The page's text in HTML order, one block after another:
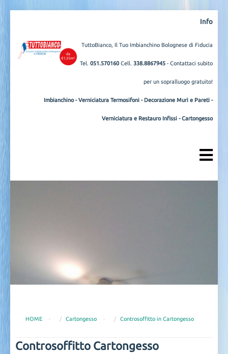
Info
TuttoBianco, Il Tuo Imbianchino Bolognese di Fiducia
Tel. 051.570160 Cell. 338.8867945 - Contattaci subito
per un sopralluogo gratuito!
Imbianchino-Verniciatura Termosifoni - Decorazione Muri e Pareti -
Verniciatura e Restauro Infissi -Cartongesso
HOME - Cartongesso - Controsoffitto in Cartongesso
Controsoffitto Cartongesso